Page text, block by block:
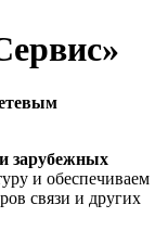
зарубежных
и обеспечиваем
связи и других